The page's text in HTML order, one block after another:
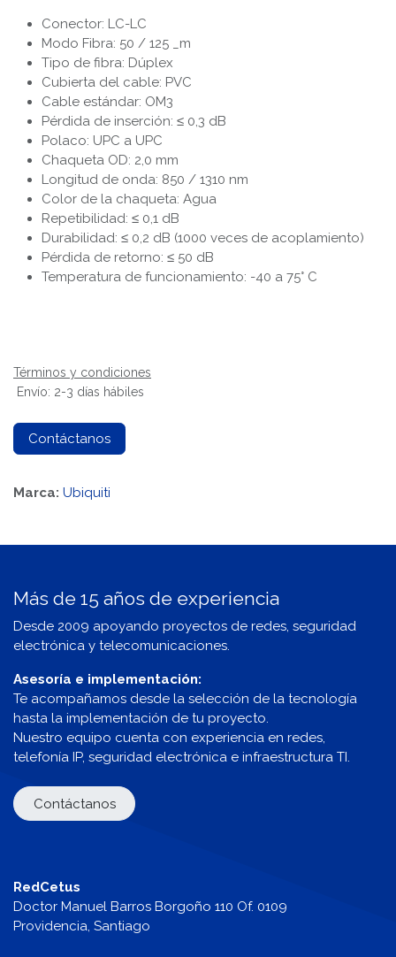
Conector: LC-LC
Modo Fibra: 50 / 125 _m
Tipo de fibra: Dúplex
Cubierta del cable: PVC
Cable estándar: OM3
Pérdida de inserción: ≤ 0,3 dB
Polaco: UPC a UPC
Chaqueta OD: 2,0 mm
Longitud de onda: 850 / 1310 nm
Color de la chaqueta: Agua
Repetibilidad: ≤ 0,1 dB
Durabilidad: ≤ 0,2 dB (1000 veces de acoplamiento)
Pérdida de retorno: ≤ 50 dB
Temperatura de funcionamiento: -40 a 75° C
Términos y condiciones
Envío: 2-3 días hábiles
Contáctanos
Marca: Ubiquiti
Más de 15 años de experiencia
Desde 2009 apoyando proyectos de redes, seguridad
electrónica y telecomunicaciones.
Asesoría e implementación:
Te acompañamos desde la selección de la tecnología
hasta la implementación de tu proyecto.
Nuestro equipo cuenta con experiencia en redes,
telefonía IP, seguridad electrónica e infraestructura TI.
Contáctanos
RedCetus
Doctor Manuel Barros Borgoño 110 Of. 0109
Providencia, Santiago